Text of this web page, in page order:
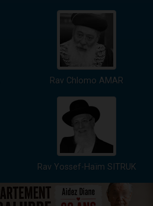
Rav Chlomo AMAR
Rav Yossef-Haïm SITRUK